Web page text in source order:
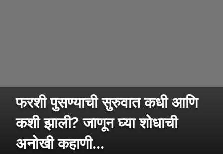
फरशी पुसण्याची सुरुवात कधी आणि
कशी झाली? जाणून घ्या शोधाची
अनोखी कहाणी...